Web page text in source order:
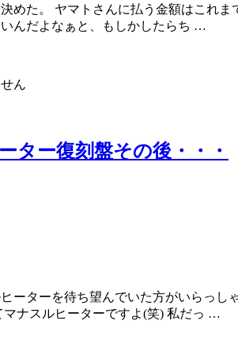
めた。 ヤマトさんに払う金額はこれ
んだよなぁと、もしかしたらち …
ん
ター復刻盤その後・・・
ーターを待ち望んでいた方がいらっ
マナスルヒーターですよ(笑) 私だっ …